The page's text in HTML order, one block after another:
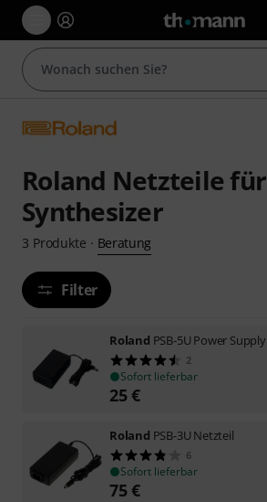
Roland Netzteile für
Synthesizer
3 Produkte · Beratung
Filter
Roland PSB-5U Power Supply
2
Sofort lieferbar
25€
Roland PSB-3U Netzteil
6
Sofort lieferbar
75€